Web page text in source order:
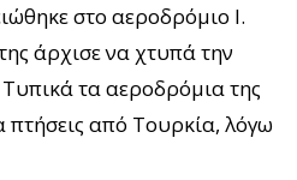
στο αεροδρόμιο Ι.
άρχισε να χτυπά την
τα αεροδρόμια της
πτήσεις από Τουρκία, λόγω